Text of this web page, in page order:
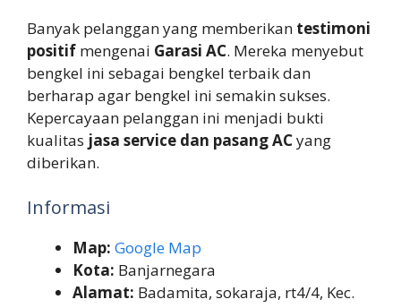
Banyak pelanggan yang memberikan testimoni
positif mengenai Garasi AC. Mereka menyebut
bengkel ini sebagai bengkel terbaik dan
berharap agar bengkel ini semakin sukses.
Kepercayaan pelanggan ini menjadi bukti
kualitas jasa service dan pasang ACyang
diberikan.
Informasi
Map: Google Map
Kota: Banjarnegara
Alamat: Badamita, sokaraja, rt4/4, Kec.